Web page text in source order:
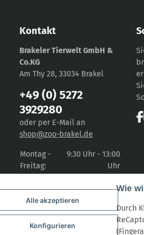
Alle akzeptieren
Konfigurieren
Wie
Durch
Kontakt
Brakeler Tierwelt GmbH &
Co.KG
Am Thy 28, 33034 Brakel
+49 (0) 5272
3929280
oder per E-Mail an
shop@zoo-brakel.de
Montag -
Freitag:
9:30 Uhr - 13:00
Uhr
18:00 Uhr
Samstag:
9:30 Uhr - 14:00
Uhr